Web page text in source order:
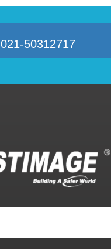
021-50312717